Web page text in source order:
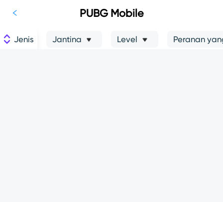
PUBG Mobile
Jenis Jantina Level Peranan